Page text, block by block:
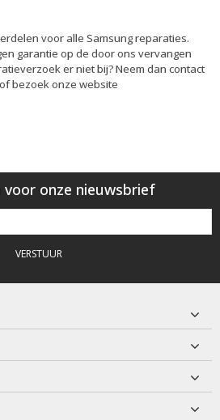
voor alle Samsung reparaties.
garantie op de door ons vervangen
er niet bij? Neem dan contact
of bezoek onze website
voor onze nieuwsbrief
VERSTUUR